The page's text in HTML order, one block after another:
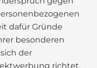
dafür Gründe
besonderen
der
richtet.